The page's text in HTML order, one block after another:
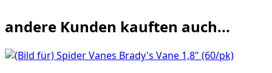
andere Kunden kauften auch...